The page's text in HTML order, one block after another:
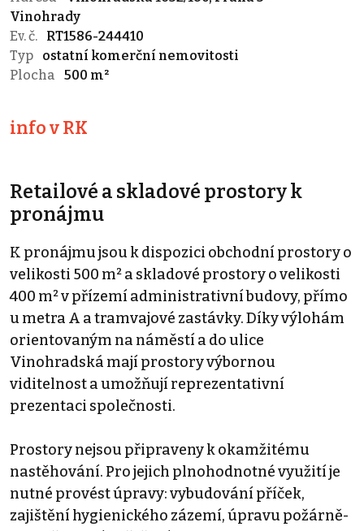
Vinohrady
Ev. č.
RT1586-244410
Typ
ostatní komerční nemovitosti
Plocha
500 m²
info v RK
Retailové a skladové prostory k
pronájmu
K pronájmu jsou k dispozici obchodní prostory o
velikosti 500 m² a skladové prostory o velikosti
400 m² v přízemí administrativní budovy, přímo
u metra A a tramvajové zastávky. Díky výlohám
orientovaným na náměstí a do ulice
Vinohradská mají prostory výbornou
viditelnost a umožňují reprezentativní
prezentaci společnosti.
Prostory nejsou připraveny k okamžitému
nastěhování. Pro jejich plnohodnotné využití je
nutné provést úpravy: vybudování příček,
zajištění hygienického zázemí, úpravu požárně-